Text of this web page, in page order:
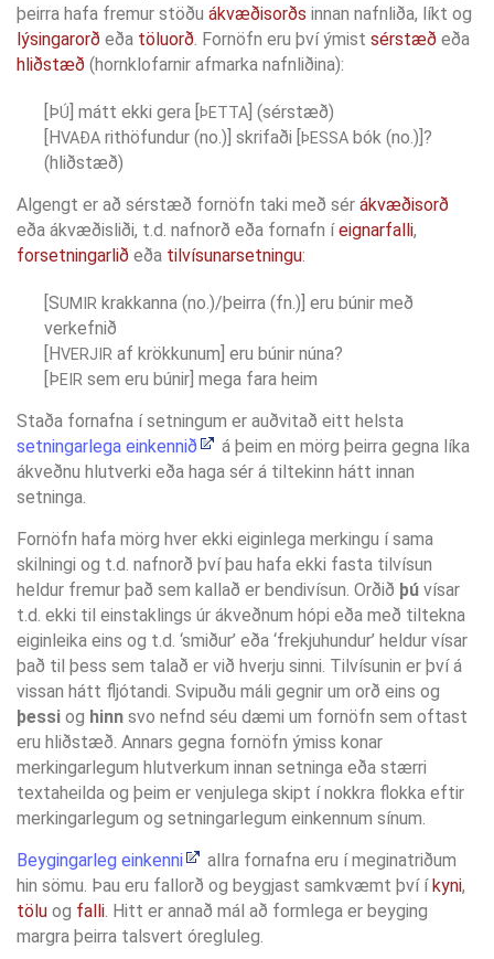
þeirra hafa fremur stöðu ákvæðisorðs innan nafnliða, líkt og
lýsingarorð eða töluorð. Fornöfn eru því ýmist sérstæð eða
hliðstæð (hornklofarnir afmarka nafnliðina):
[ÞÚ ] mátt ekki gera [ÞETTA ] (sérstæð)
[HVAÐA rithöfundur (no.)] skrifaði [ÞESSA bók (no.)]?
(hliðstæð)
Algengt er að sérstæð fornöfn taki með sér ákvæðisorð
eða ákvæðisliði, t.d. nafnorð eða fornafn íeignarfalli,
forsetningarlið eða tilvísunarsetningu:
[SUMIR krakkanna (no.)/þeirra (fn.)] eru búnir með
verkefnið
[HVERJIR af krökkunum] eru búnir núna?
[ÞEIR sem eru búnir] mega fara heim
Staða fornafna í setningum er auðvitað eitt helsta
setningarlega einkennið
á þeim en mörg þeirra gegna líka
ákveðnu hlutverki eða haga sér á tiltekinn hátt innan
setninga.
Fornöfn hafa mörg hver ekki eiginlega merkingu í sama
skilningi og t.d. nafnorð því þau hafa ekki fasta tilvísun
heldur fremur það sem kallað er bendivísun. Orðið þú vísar
t.d. ekki til einstaklings úr ákveðnum hópi eða með tiltekna
eiginleika eins og t.d. ‘smiður’ eða ‘frekjuhundur’ heldur vísar
það til þess sem talað er við hverju sinni. Tilvísunin er því á
vissan hátt fljótandi. Svipuðu máli gegnir um orð eins og
þessi og hinn svo nefnd séu dæmi um fornöfn sem oftast
eru hliðstæð. Annars gegna fornöfn ýmiss konar
merkingarlegum hlutverkum innan setninga eða stærri
textaheilda og þeim er venjulega skipt í nokkra flokka eftir
merkingarlegum og setningarlegum einkennum sínum.
Beygingarleg einkenni
allra fornafna eru í meginatriðum
hin sömu. Þau eru fallorð og beygjast samkvæmt því íkyni,
tölu og falli. Hitt er annað mál að formlega er beyging
margra þeirra talsvert óregluleg.